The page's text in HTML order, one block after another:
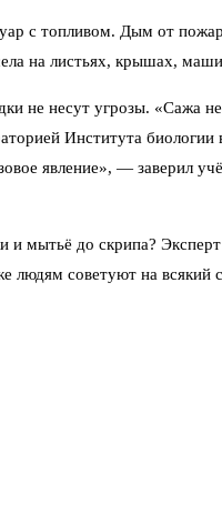
с топливом. Дым от
на листьях, крышах,
не несут угрозы.
Института
явление», —
мытьё до скрипа?
советуют на всякий